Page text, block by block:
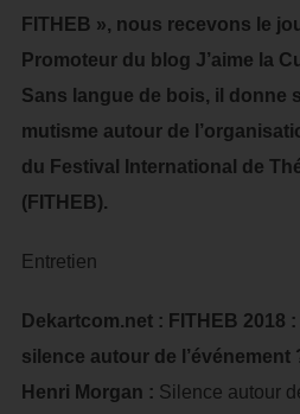
FITHEB », nous recevons le
Promoteur du blog J’aime la
Sans langue de bois, il donne
mutisme autour de
du Festival International de
(FITHEB).
Entretien
Dekartcom.net : FITHEB 2018
silence autour de l’événement
Henri Morgan : Silence autour